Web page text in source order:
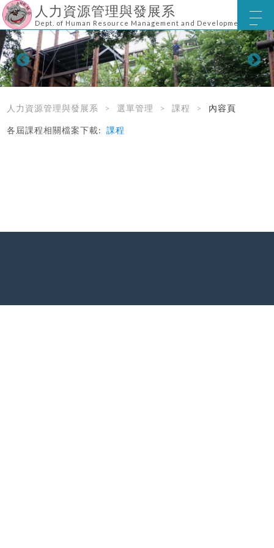
人力資源管理與發展系
Dept. of Human Resource Management and Development
人力資源管理與發展系 選單管理 課程 內容頁
各屆課程相關檔案下載:課程